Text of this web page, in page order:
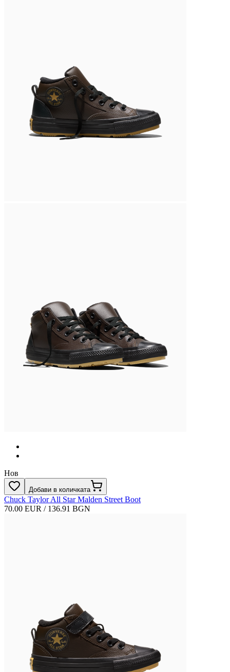
Нов
Добави в количката
Chuck Taylor All Star Malden Street Boot
70.00 EUR / 136.91 BGN